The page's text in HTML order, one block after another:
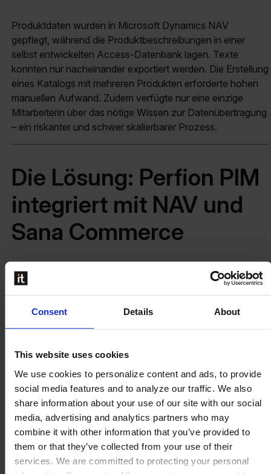
Consent Details About
This website uses cookies
We use cookies to personalize content and ads, to provide
social media features and to analyze our traffic. We also
share information about your use of our site with our social
media, advertising and analytics partners who may
combine it with other information that you’ve provided to
them or that they’ve collected from your use of their
services. We are committed to protecting your personal
Produktdaten wurden in Microsoft Dynamics NAV
gepflegt, während die Produktbeschreibungen in einer
selbst entwickelten Access-Datenbank lagen. Texte
konnten nur nacheinander exportiert werden. Die Erstellung
eines Katalogs mit mehreren Produkten erforderte hohen
manuellen Aufwand. Zudem verfügte nur eine einzige
Mitarbeiterin über das nötige Wissen zur Datenübertragung
– ein riskanter und schwer skalierbarer Prozess.
Die Lösung: Perfion PIM
integriert mit NAV und
Sana Commerce
Mit der Einführung von
wurden alle Produktdaten
zentral zusammengeführt. Die Integration mit Dynamics
automatische Synchronisierung aller Produktinformationen
– mit Ausnahme von Preisen und Lagerbeständen – direkt
Wichtige Funktionen:
Anzeige von Kataloginhalten direkt im Webshop dank
Sana–Perfion-Integration
Erstellung maßgeschneiderter Marketingmaterialien für
spezifische Kundensegmente, ohne jedes Mal von vorne
beginnen zu müssen
Strukturierung der Artikelnummern in übersichtlichen